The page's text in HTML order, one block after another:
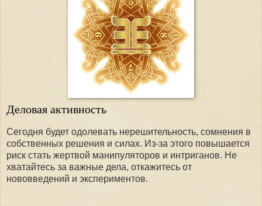
Деловая активность
Сегодня будет одолевать нерешительность, сомнения в
собственных решения и силах. Из-за этого повышается
риск стать жертвой манипуляторов и интриганов. Не
хватайтесь за важные дела, откажитесь от
нововведений и экспериментов.